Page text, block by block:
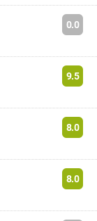
0.0
9.5
8.0
8.0